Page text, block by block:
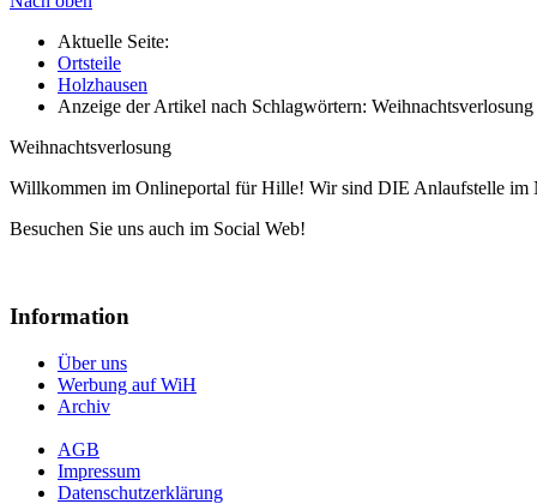
Aktuelle Seite:
Ortsteile
Holzhausen
Anzeige der Artikel nach Schlagwörtern: Weihnachtsverlosung
Weihnachtsverlosung
Willkommen im Onlineportal für Hille! Wir sind DIE Anlaufstelle im
Besuchen Sie uns auch im Social Web!
Information
Über uns
Werbung auf WiH
Archiv
AGB
Impressum
Datenschutzerklärung